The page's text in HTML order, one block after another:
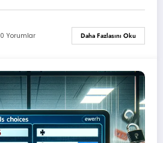
0 Yorumlar Daha Fazlasını Oku